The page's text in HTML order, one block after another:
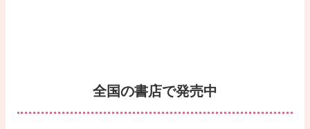
全国の書店で発売中